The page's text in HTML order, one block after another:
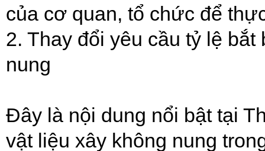
của cơ quan, tổ chức để
2. Thay đổi yêu cầu tỷ lệ
nung
Đây là nội dung nổi bật tại
vật liệu xây không nung